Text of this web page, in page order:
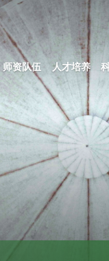
师资队伍 人才培养